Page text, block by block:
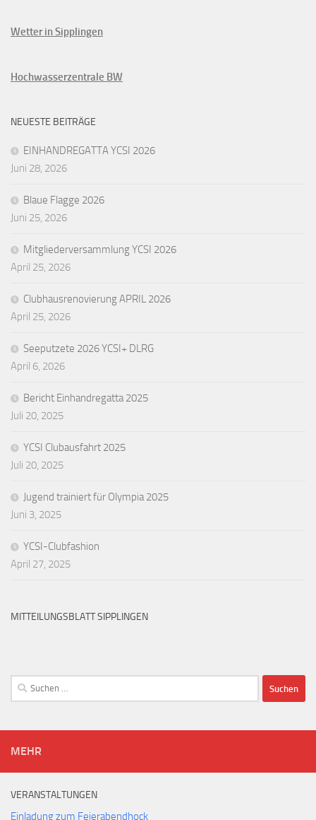
Wetter in Sipplingen
Hochwasserzentrale BW
NEUESTE BEITRÄGE
EINHANDREGATTA YCSI 2026
Juni 28, 2026
Blaue Flagge 2026
Juni 25, 2026
Mitgliederversammlung YCSI 2026
April 25, 2026
Clubhausrenovierung APRIL 2026
April 25, 2026
Seeputzete 2026 YCSI+ DLRG
April 6, 2026
Bericht Einhandregatta 2025
Juli 20, 2025
YCSI Clubausfahrt 2025
Juli 20, 2025
Jugend trainiert für Olympia 2025
Juni 3, 2025
YCSI-Clubfashion
April 27, 2025
MITTEILUNGSBLATT SIPPLINGEN
Suchen
nach:
MEHR
VERANSTALTUNGEN
Einladung zum Feierabendhock